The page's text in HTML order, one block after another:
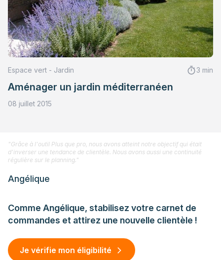
Espace vert - Jardin 3 min
Aménager un jardin méditerranéen
08 juillet 2015
Comme Angélique, stabilisez votre carnet de
commandes et attirez une nouvelle clientèle !
Je vérifie mon éligibilité
"Grâce à l'outil Plus que pro, nous avons atteint notre objectif qui était
d'inverser une tendance de clientèle. Nous avons aussi une continuité
régulière sur le planning."
Angélique